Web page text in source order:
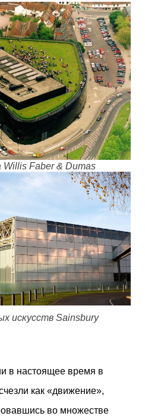
Faber & Dumas
искусств Sainsbury
в настоящее время в
как «движение»,
во множестве